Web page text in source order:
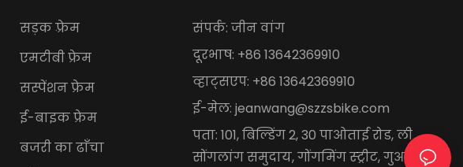
सड़क फ़्रेम
एमटीबी फ्रेम
सस्पेंशन फ्रेम
ई-बाइक फ्रेम
बजरी का ढाँचा
संपर्क: जीन वांग
दूरभाष: +86 13642369910
व्हाट्सएप: +86 13642369910
ई-मेल: jeanwang@szzsbike.com
पता: 101, बिल्डिंग 2, 30 पाओताई रोड, ली
सोंगलांग समुदाय, गोंगमिंग स्ट्रीट, गुआंगमिंग